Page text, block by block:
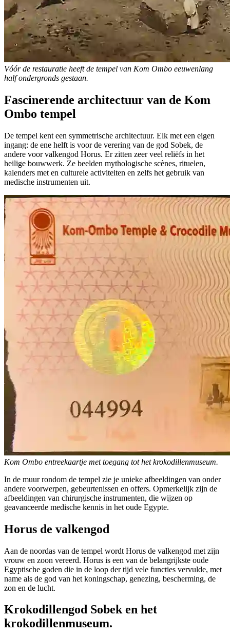
Vóór de restauratie heeft de tempel van Kom Ombo eeuwenlang
half ondergronds gestaan.
Fascinerende architectuur van de Kom
Ombo tempel
De tempel kent een symmetrische architectuur. Elk met een eigen
ingang: de ene helft is voor de verering van de god Sobek, de
andere voor valkengod Horus. Er zitten zeer veel reliëfs in het
heilige bouwwerk. Ze beelden mythologische scènes, rituelen,
kalenders met en culturele activiteiten en zelfs het gebruik van
medische instrumenten uit.
Kom Ombo entreekaartje met toegang tot het krokodillenmuseum.
In de muur rondom de tempel zie je unieke afbeeldingen van onder
andere voorwerpen, gebeurtenissen en offers. Opmerkelijk zijn de
afbeeldingen van chirurgische instrumenten, die wijzen op
geavanceerde medische kennis in het oude Egypte.
Horus de valkengod
Aan de noordas van de tempel wordt Horus de valkengod met zijn
vrouw en zoon vereerd. Horus is een van de belangrijkste oude
Egyptische goden die in de loop der tijd vele functies vervulde, met
name als de god van het koningschap, genezing, bescherming, de
zon en de lucht.
Krokodillengod Sobek en het
krokodillenmuseum.